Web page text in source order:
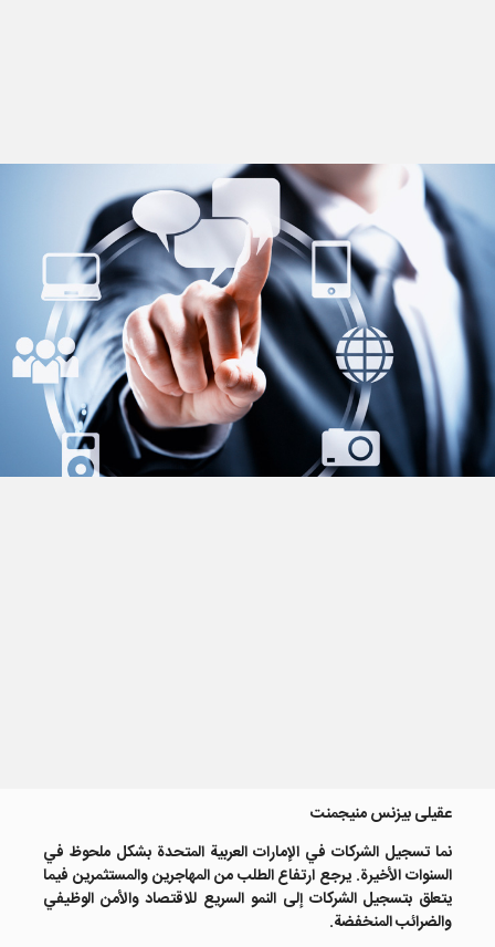
عقیلی بیزنس منیجمنت
نما تسجيل الشركات في الإمارات العربية المتحدة بشكل ملحوظ في
السنوات الأخيرة. يرجع ارتفاع الطلب من المهاجرين والمستثمرين فيما
يتعلق بتسجيل الشركات إلى النمو السريع للاقتصاد والأمن الوظيفي
والضرائب المنخفضة.